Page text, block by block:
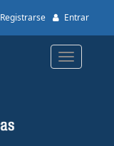
Registrarse Entrar
Toggle